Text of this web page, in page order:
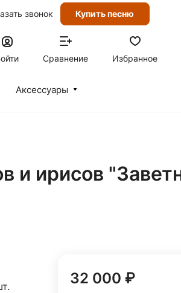
звонок Купить песню
Сравнение Избранное
Аксессуары
и ирисов
32 000 ₽